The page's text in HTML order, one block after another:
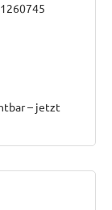
– jetzt